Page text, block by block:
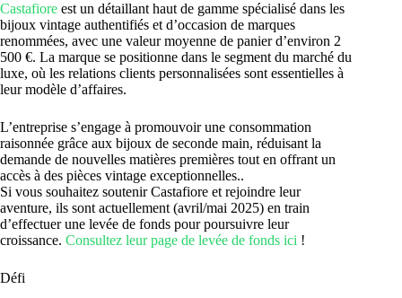
Castafiore est un détaillant haut de gamme spécialisé dans les
bijoux vintage authentifiés et d’occasion de marques
renommées, avec une valeur moyenne de panier d’environ 2
500 €. La marque se positionne dans le segment du marché du
luxe, où les relations clients personnalisées sont essentielles à
leur modèle d’affaires.
L’entreprise s’engage à promouvoir une consommation
raisonnée grâce aux bijoux de seconde main, réduisant la
demande de nouvelles matières premières tout en offrant un
accès à des pièces vintage exceptionnelles..
Si vous souhaitez soutenir Castafiore et rejoindre leur
aventure, ils sont actuellement (avril/mai 2025) en train
d’effectuer une levée de fonds pour poursuivre leur
croissance. Consultez leur page de levée de fonds ici !
Défi